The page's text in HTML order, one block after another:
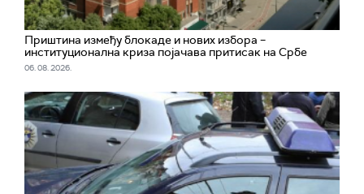
Приштина између блокаде и нових избора –
институционална криза појачава притисак на Србе
06. 08. 2026.